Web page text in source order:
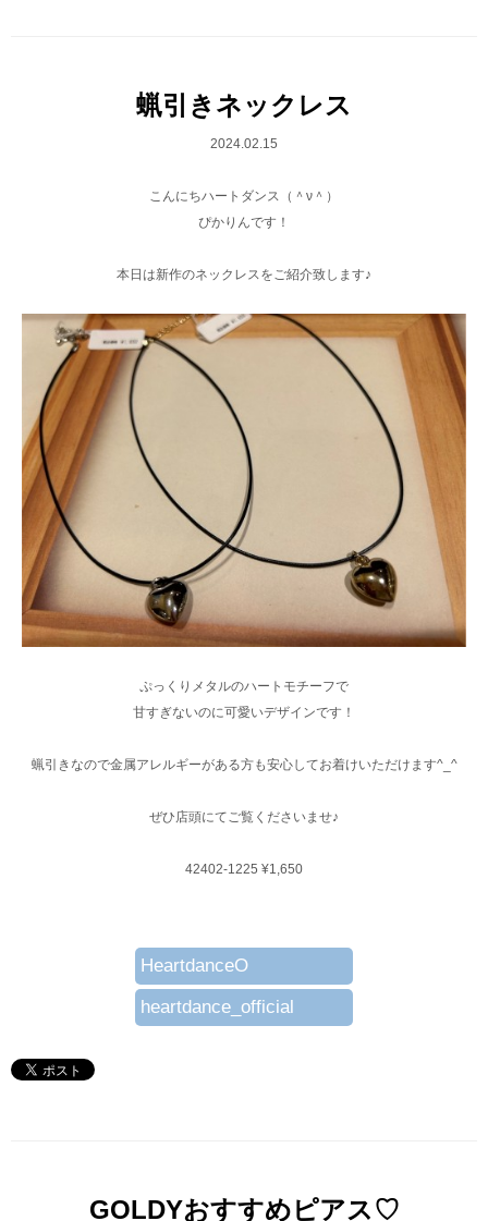
蝋引きネックレス
2024.02.15
こんにちハートダンス（＾ν＾）
ぴかりんです！
本日は新作のネックレスをご紹介致します♪
ぷっくりメタルのハートモチーフで
甘すぎないのに可愛いデザインです！
蝋引きなので金属アレルギーがある方も安心してお着けいただけます^_^
ぜひ店頭にてご覧くださいませ♪
42402-1225 ¥1,650
HeartdanceO
heartdance_official
GOLDYおすすめピアス♡